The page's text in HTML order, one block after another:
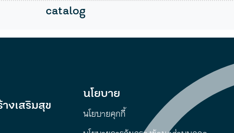
catalog
งเสริมสุข
นโยบาย
นโยบายคุกกี้